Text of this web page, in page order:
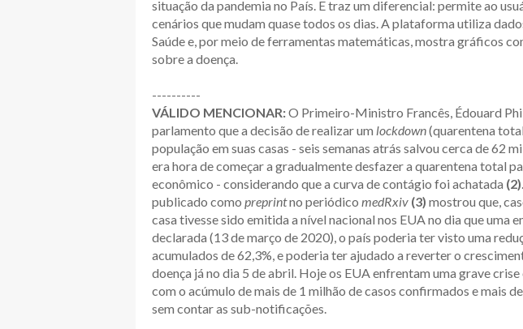
situação da pandemia no País. E traz um diferencial: permite ao
cenários que mudam quase todos os dias. A plataforma utiliza
Saúde e, por meio de ferramentas matemáticas, mostra gráficos
sobre a doença.
----------
VÁLIDO MENCIONAR:O Primeiro-Ministro Francês, Édouard
parlamento que a decisão de realizar um lockdown(quarentena
população em suas casas - seis semanas atrás salvou cerca de 62
era hora de começar a gradualmente desfazer a quarentena total
econômico - considerando que a curva de contágio foi achatada (2)
publicado como preprintno periódico medRxiv (3) mostrou que,
casa tivesse sido emitida a nível nacional nos EUA no dia que uma
declarada (13 de março de 2020), o país poderia ter visto uma
acumulados de 62,3%, e poderia ter ajudado a reverter o
doença já no dia 5 de abril. Hoje os EUA enfrentam uma grave crise
com o acúmulo de mais de 1 milhão de casos confirmados e mais
sem contar as sub-notificações.